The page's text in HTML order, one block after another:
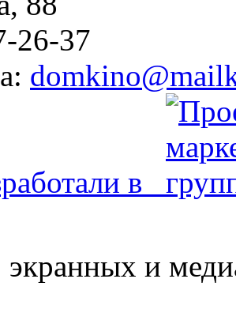
26-37
в
и